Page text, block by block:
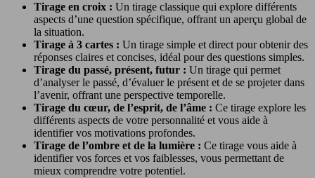
Tirage en croix : Un tirage classique qui explore différents
aspects d’une question spécifique, offrant un aperçu global de
la situation.
Tirage à 3 cartes : Un tirage simple et direct pour obtenir des
réponses claires et concises, idéal pour des questions simples.
Tirage du passé, présent, futur : Un tirage qui permet
d’analyser le passé, d’évaluer le présent et de se projeter dans
l’avenir, offrant une perspective temporelle.
Tirage du cœur, de l’esprit, de l’âme : Ce tirage explore les
différents aspects de votre personnalité et vous aide à
identifier vos motivations profondes.
Tirage de l’ombre et de la lumière : Ce tirage vous aide à
identifier vos forces et vos faiblesses, vous permettant de
mieux comprendre votre potentiel.